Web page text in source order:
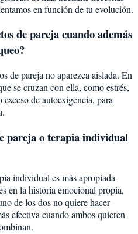
en función de tu evolución.
de pareja cuando además
de pareja no aparezca aislada. En
se cruzan con ella, como estrés,
de autoexigencia, para
pareja o terapia individual
individual es más apropiada
en la historia emocional propia,
de los dos no quiere hacer
efectiva cuando ambos quieren